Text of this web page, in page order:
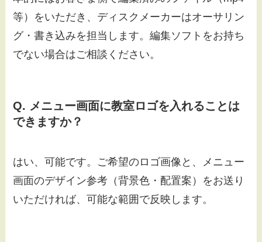
等）をいただき、ディスクメーカーはオーサリン
グ・書き込みを担当します。編集ソフトをお持ち
でない場合はご相談ください。
Q. メニュー画面に教室ロゴを入れることは
できますか？
はい、可能です。ご希望のロゴ画像と、メニュー
画面のデザイン参考（背景色・配置案）をお送り
いただければ、可能な範囲で反映します。